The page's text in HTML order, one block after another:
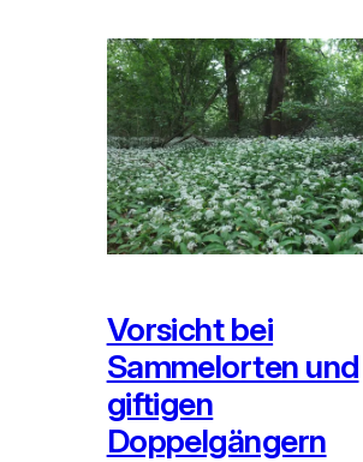
Vorsicht bei
Sammelorten und
giftigen
Doppelgängern